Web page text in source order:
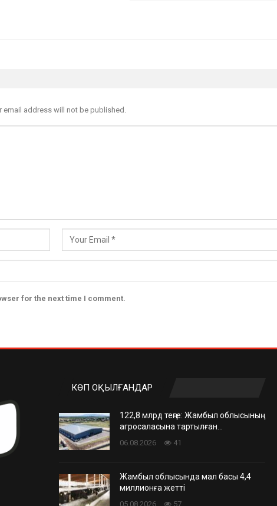
email address will not be published.
for the next time I comment.
КӨП ОҚЫЛҒАНДАР
122,8 млрд теңге: Жамбыл облысының
агросаласына тартылған…
06.08.2026 41
Жамбыл облысында мал басы 4,4
миллионға жетті
05.08.2026 57